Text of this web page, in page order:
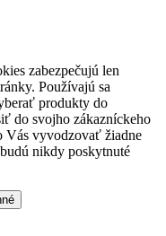
zabezpečujú len
Používajú sa
produkty do
do svojho zákazníckeho
Vás vyvodzovať žiadne
nikdy poskytnuté